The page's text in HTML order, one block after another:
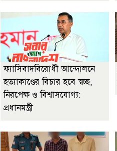
ফ্যাসিবাদবিরোধী আন্দোলনে
হত্যাকাণ্ডের বিচার হবে স্বচ্ছ,
নিরপেক্ষ ও বিশ্বাসযোগ্য:
প্রধানমন্ত্রী